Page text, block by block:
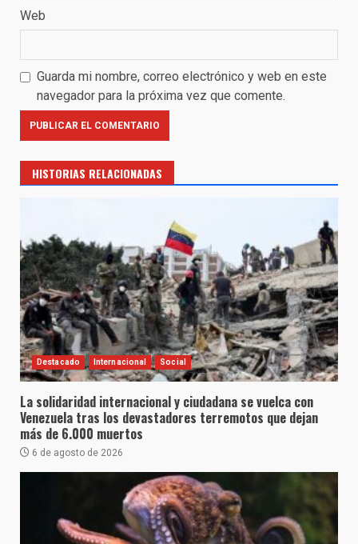
Web
Guarda mi nombre, correo electrónico y web en este
navegador para la próxima vez que comente.
HISTORIAS RELACIONADAS
Destacado Internacional Social
La solidaridad internacional y ciudadana se vuelca con
Venezuela tras los devastadores terremotos que dejan
más de 6.000 muertos
6 de agosto de 2026